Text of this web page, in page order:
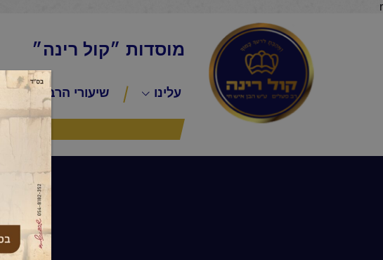
r
מוסדות ״קול רינה״
עלינו שיעורי הרב